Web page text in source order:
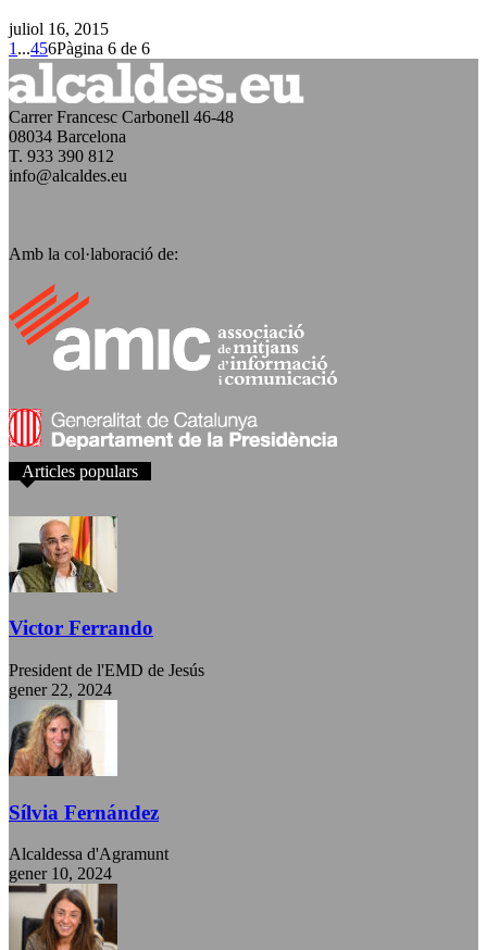
juliol 16, 2015
1 ...456Pàgina 6 de 6
Carrer Francesc Carbonell 46-48
08034 Barcelona
T. 933 390 812
info@alcaldes.eu
Amb la col·laboració de:
Articles populars
Victor Ferrando
President de l'EMD de Jesús
gener 22, 2024
Sílvia Fernández
Alcaldessa d'Agramunt
gener 10, 2024